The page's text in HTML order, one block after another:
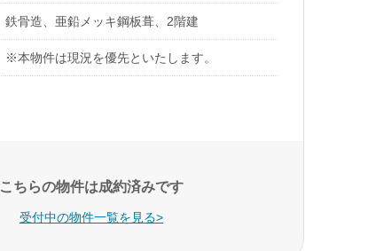
鉄骨造、亜鉛メッキ鋼板葺、2階建
※本物件は現況を優先といたします。
こちらの物件は成約済みです
受付中の物件一覧を見る>